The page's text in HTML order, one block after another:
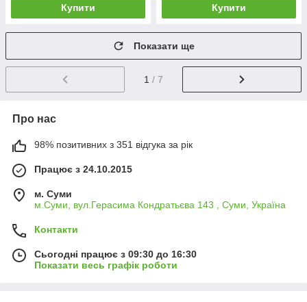
Купити Купити
Показати ще
1 / 7
Про нас
98% позитивних з 351 відгука за рік
Працює з 24.10.2015
м. Суми
м.Суми, вул.Герасима Кондратьєва 143 , Суми, Україна
Контакти
Сьогодні працює з 09:30 до 16:30
Показати весь графік роботи